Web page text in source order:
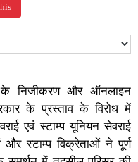
के निजीकरण और ऑनलाइन
के प्रस्ताव के विरोध में
एवं स्टाम्प यूनियन सेवराई
स्टाम्प विक्रेताओं ने पूर्ण